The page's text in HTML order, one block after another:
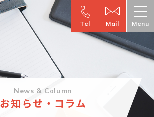
Tel Mail Menu
News & Column
お知らせ・コラム